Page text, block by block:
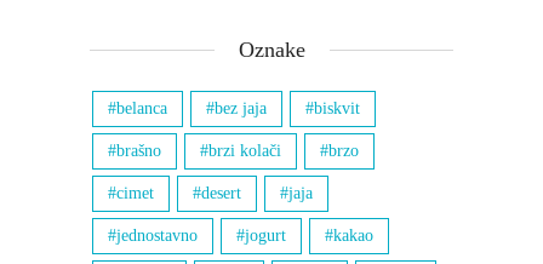
Oznake
belanca bez jaja biskvit
brašno brzi kolači brzo
cimet desert jaja
jednostavno jogurt kakao